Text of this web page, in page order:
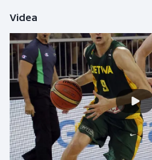
Gymnastika
Házená
Jezdectví
Judo
Krasobruslení
Videa